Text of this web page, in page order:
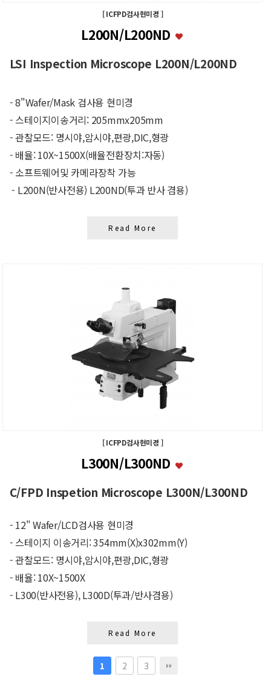
[ ICFPD검사현미경 ]
L200N/L200ND
LSI Inspection Microscope L200N/L200ND
- 8"Wafer/Mask 검사용 현미경
- 스테이지이송거리: 205mmx205mm
- 관찰모드: 명시야,암시야,편광,DIC,형광
- 배율: 10X~1500X(배율전환장치:자동)
- 소프트웨어및 카메라장착 가능
- L200N(반사전용) L200ND(투과 반사 겸용)
Read More
[ ICFPD검사현미경 ]
L300N/L300ND
C/FPD Inspetion Microscope L300N/L300ND
- 12" Wafer/LCD검사용 현미경
- 스테이지 이송거리: 354mm(X)x302mm(Y)
- 관찰모드: 명시야,암시야,편광,DIC,형광
- 배율: 10X~1500X
- L300(반사전용), L300D(투과/반사겸용)
Read More
1 2 3